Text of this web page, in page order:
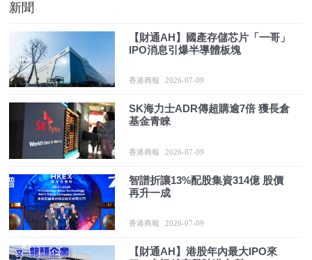
新聞
【財通AH】國產存儲芯片「一哥」
IPO消息引爆半導體板塊
香港商報 2026-07-09
SK海力士ADR傳超購逾7倍 獲長倉
基金青睞
香港商報 2026-07-09
智譜折讓13%配股集資314億 股價
再升一成
香港商報 2026-07-09
【財通AH】港股年內最大IPO來